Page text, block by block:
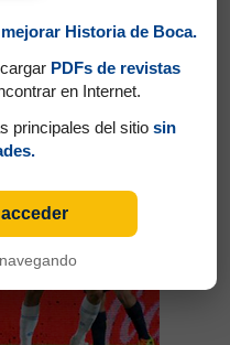
Historia de Boca.
PDFs de revistas
en Internet.
principales del sitio sin